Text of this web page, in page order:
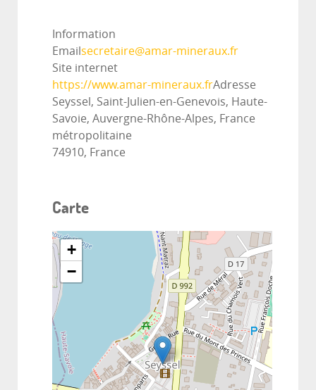
Information
Emailsecretaire@amar-mineraux.fr
Site internet
https://www.amar-mineraux.frAdresse
Seyssel, Saint-Julien-en-Genevois, Haute-
Savoie, Auvergne-Rhône-Alpes, France
métropolitaine
74910, France
Carte
+
−